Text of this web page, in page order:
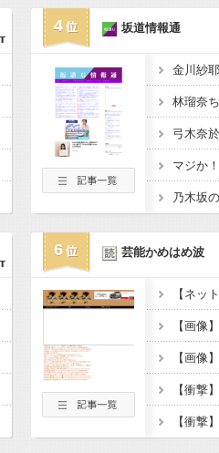
4 坂道情報通
金川紗
6 芸能かめはめ波
【画像